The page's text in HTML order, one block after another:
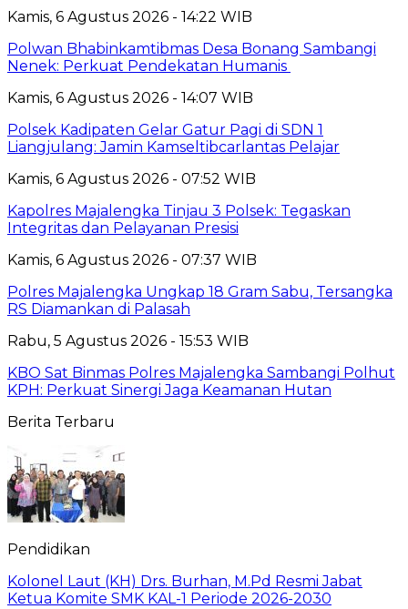
Kamis, 6 Agustus 2026 - 14:22 WIB
Polwan Bhabinkamtibmas Desa Bonang Sambangi
Nenek: Perkuat Pendekatan Humanis
Kamis, 6 Agustus 2026 - 14:07 WIB
Polsek Kadipaten Gelar Gatur Pagi di SDN 1
Liangjulang: Jamin Kamseltibcarlantas Pelajar
Kamis, 6 Agustus 2026 - 07:52 WIB
Kapolres Majalengka Tinjau 3 Polsek: Tegaskan
Integritas dan Pelayanan Presisi
Kamis, 6 Agustus 2026 - 07:37 WIB
Polres Majalengka Ungkap 18 Gram Sabu, Tersangka
RS Diamankan di Palasah
Rabu, 5 Agustus 2026 - 15:53 WIB
KBO Sat Binmas Polres Majalengka Sambangi Polhut
KPH: Perkuat Sinergi Jaga Keamanan Hutan
Berita Terbaru
Pendidikan
Kolonel Laut (KH) Drs. Burhan, M.Pd Resmi Jabat
Ketua Komite SMK KAL-1 Periode 2026-2030